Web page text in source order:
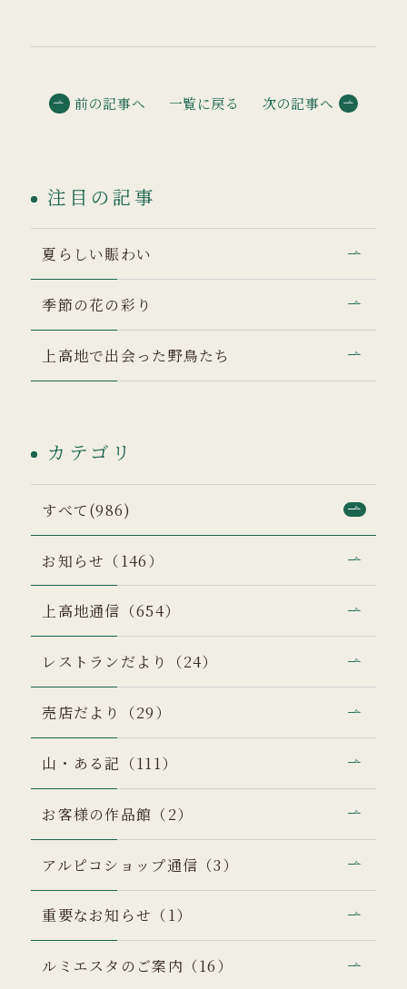
前の記事へ 一覧に戻る 次の記事へ
注目の記事
夏らしい賑わい
季節の花の彩り
上高地で出会った野鳥たち
カテゴリ
すべて(986)
お知らせ（146）
上高地通信（654）
レストランだより（24）
売店だより（29）
山・ある記（111）
お客様の作品館（2）
アルピコショップ通信（3）
重要なお知らせ（1）
ルミエスタのご案内（16）